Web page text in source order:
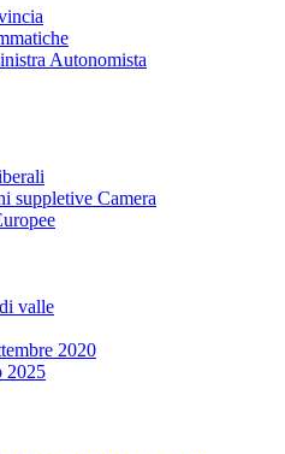
Autonomista
suppletive Camera
valle
2020
2025